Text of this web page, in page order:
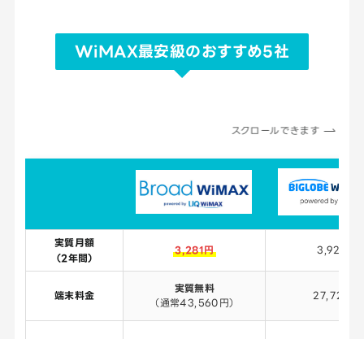
WiMAX最安級のおすすめ5社
スクロールできます
実質月額
（2年間）
3,281円 3,928円
端末料金
実質無料
（通常43,560円）
27,720円